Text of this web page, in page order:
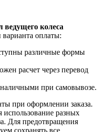
ведущего колеса
варианта оплаты:
различные формы
расчет через перевод
при самовывозе.
при оформлении заказа.
использование разных
Для предотвращения
сохранять все